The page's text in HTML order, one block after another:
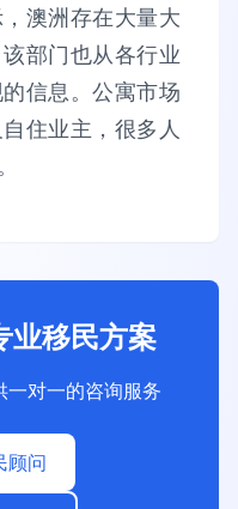
澳洲存在大量大
部门也从各行业
信息。公寓市场
住业主，很多人
业移民方案
一对一的咨询服务
顾问